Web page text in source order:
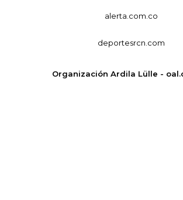
alerta.com.co
deportesrcn.com
Organización Ardila Lülle -